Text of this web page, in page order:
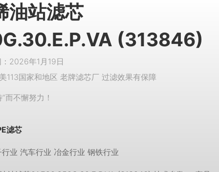
油站滤芯
(313846)
2026年1月19日
113国家和地区 老牌滤芯厂 过滤效果有保障
而不懈努力！
滤芯
业 汽车行业 冶金行业 钢铁行业